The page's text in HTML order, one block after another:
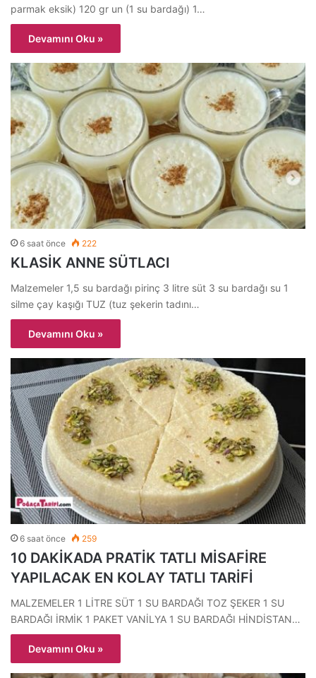
parmak eksik) 120 gr un (1 su bardağı) 1…
Devamını Oku »
6 saat önce 222
KLASİK ANNE SÜTLACI
Malzemeler 1,5 su bardağı pirinç 3 litre süt 3 su bardağı su 1
silme çay kaşığı TUZ (tuz şekerin tadını…
Devamını Oku »
6 saat önce 259
10 DAKİKADA PRATİK TATLI MİSAFİRE
YAPILACAK EN KOLAY TATLI TARİFİ
MALZEMELER 1 LİTRE SÜT 1 SU BARDAĞI TOZ ŞEKER 1 SU
BARDAĞI İRMİK 1 PAKET VANİLYA 1 SU BARDAĞI HİNDİSTAN…
Devamını Oku »